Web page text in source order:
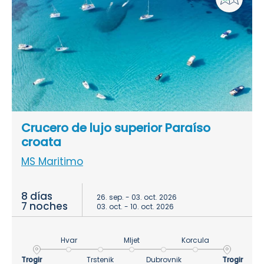
Crucero de lujo superior Paraíso
croata
MS Maritimo
8 días
7 noches
26. sep. - 03. oct. 2026
03. oct. - 10. oct. 2026
Trogir
Hvar
Trstenik
Mljet
Dubrovnik
Korcula
Trogir